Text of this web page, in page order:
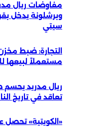
مفاوضات ريال
وبرشلونة يدخل
سيتي
مستعملاً لبيعها
ريال مدريد
تعاقد في تاريخ
«الكويتية» تحصل